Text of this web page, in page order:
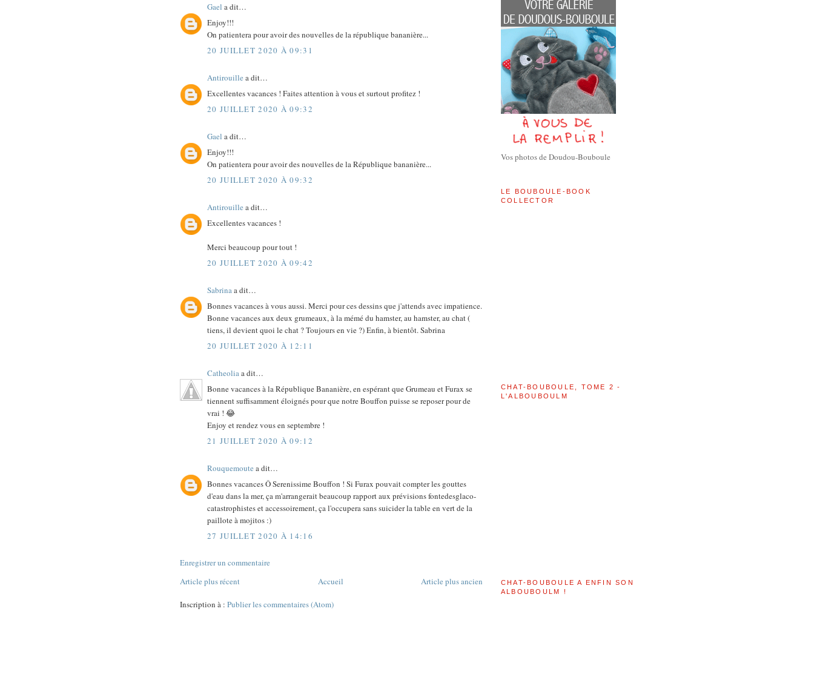
Gael a dit…
Enjoy!!!
On patientera pour avoir des nouvelles de la république bananière...
20 JUILLET 2020 À 09:31
Antirouille a dit…
Excellentes vacances ! Faites attention à vous et surtout profitez !
20 JUILLET 2020 À 09:32
Gael a dit…
Enjoy!!!
On patientera pour avoir des nouvelles de la République bananière...
20 JUILLET 2020 À 09:32
Antirouille a dit…
Excellentes vacances !
Merci beaucoup pour tout !
20 JUILLET 2020 À 09:42
Sabrinaa dit…
Bonnes vacances à vous aussi. Merci pour ces dessins que j'attends avec impatience.
Bonne vacances aux deux grumeaux, à la mémé du hamster, au hamster, au chat (
tiens, il devient quoi le chat ? Toujours en vie ?) Enfin, à bientôt. Sabrina
20 JUILLET 2020 À 12:11
Catheoliaa dit…
Bonne vacances à la République Bananière, en espérant que Grumeau et Furax se
tiennent suffisamment éloignés pour que notre Bouffon puisse se reposer pour de
vrai ! 😂
Enjoy et rendez vous en septembre !
21 JUILLET 2020 À 09:12
Rouquemoute a dit…
Bonnes vacances Ô Serenissime Bouffon ! Si Furax pouvait compter les gouttes
d'eau dans la mer, ça m'arrangerait beaucoup rapport aux prévisions fontedesglaco-
catastrophistes et accessoirement, ça l'occupera sans suicider la table en vert de la
paillote à mojitos :)
27 JUILLET 2020 À 14:16
Enregistrer un commentaire
Article plus récent
Article plus ancien
Accueil
Inscription à : Publier les commentaires (Atom)
Vos photos de Doudou-Bouboule
LE BOUBOULE-BOOK
COLLECTOR
CHAT-BOUBOULE, TOME 2 -
L'ALBOUBOULM
CHAT-BOUBOULE A ENFIN SON
ALBOUBOULM !